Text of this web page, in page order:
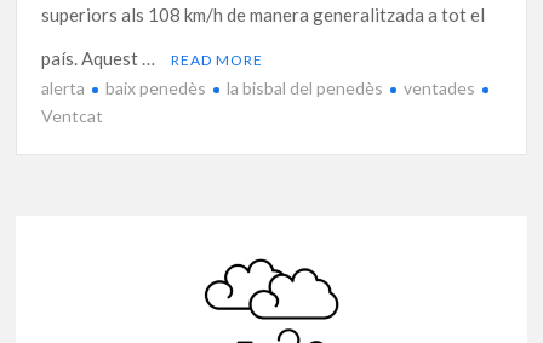
superiors als 108 km/h de manera generalitzada a tot el
país. Aquest …
READ MORE
alerta baix penedès la bisbal del penedès
ventades
Ventcat